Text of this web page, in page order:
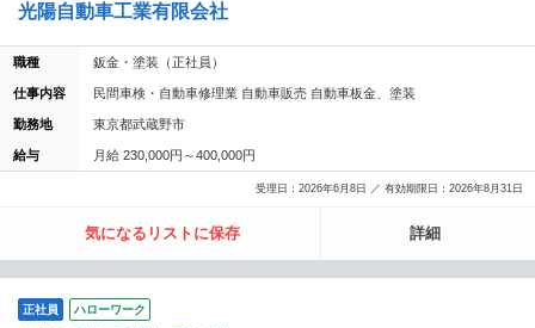
光陽自動車工業有限会社
職種 鈑金・塗装（正社員）
仕事内容 民間車検・自動車修理業 自動車販売 自動車板金、塗装
勤務地 東京都武蔵野市
給与 月給 230,000円～400,000円
受理日：2026年6月8日 ／ 有効期限日：2026年8月31日
気になるリストに保存 詳細
正社員 ハローワーク